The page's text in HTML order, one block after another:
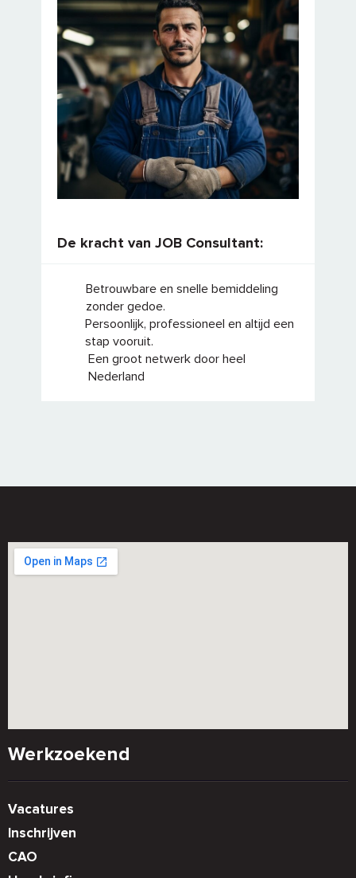
De kracht van JOB Consultant:
Betrouwbare en snelle bemiddeling
zonder gedoe.
Persoonlijk, professioneel en altijd een
stap vooruit.
Een groot netwerk door heel
Nederland
Werkzoekend
Vacatures
Inschrijven
CAO